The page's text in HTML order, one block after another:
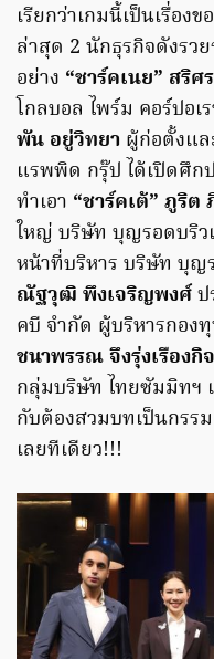
เรียกว่าเกมนี้เป็นเรื่อ
ล่าสุด 2 นักธุรกิจดังรว
อย่าง “ชาร์คเนย” สริศ
โกลบอล ไพร์ม คอร์ปอ
พัน อยู่วิทยา ผู้ก่อตั้งแล
แรพพิด กรุ๊ป ได้เปิดศึก
ทำเอา “ชาร์คเต้” ภูริต
ใหญ่ บริษัท บุญรอดบริว
หน้าที่บริหาร บริษัท บุญ
ณัฐวุฒิ พึงเจริญพงศ์
คบี จำกัด ผู้บริหารกอง
ชนาพรรณ จึงรุ่งเรืองกิจ
กลุ่มบริษัท ไทยซัมมิทฯ
กับต้องสวมบทเป็นกรร
เลยทีเดียว!!!